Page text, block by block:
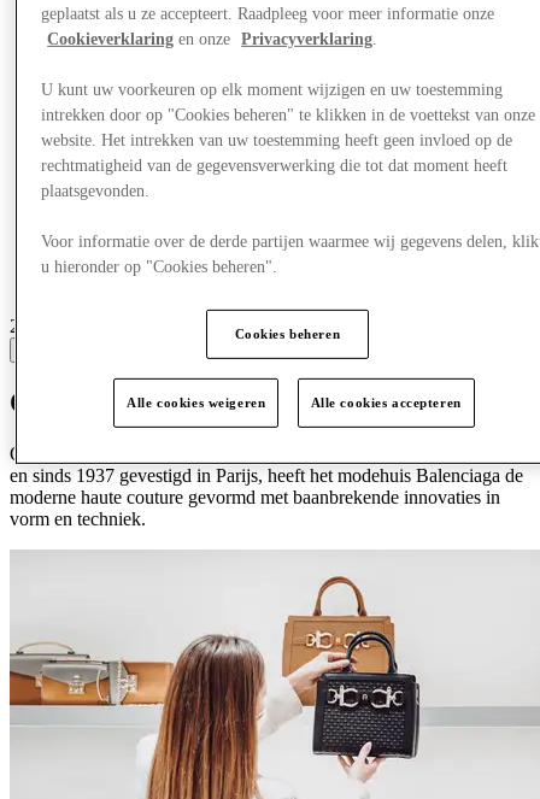
2 centres with stores
Ontdek Balenciaga
Opgericht in 1917 door de in Spanje geboren Cristóbal Balenciaga
en sinds 1937 gevestigd in Parijs, heeft het modehuis Balenciaga de
moderne haute couture gevormd met baanbrekende innovaties in
vorm en techniek.
geplaatst als u ze accepteert. Raadpleeg voor meer informatie onze
Cookieverklaring en onze Privacyverklaring.
U kunt uw voorkeuren op elk moment wijzigen en uw toestemming
intrekken door op "Cookies beheren" te klikken in de voettekst van onze
website. Het intrekken van uw toestemming heeft geen invloed op de
rechtmatigheid van de gegevensverwerking die tot dat moment heeft
plaatsgevonden.
Voor informatie over de derde partijen waarmee wij gegevens delen,
u hieronder op "Cookies beheren".
Cookies beheren
Alle cookies weigeren Alle cookies accepteren